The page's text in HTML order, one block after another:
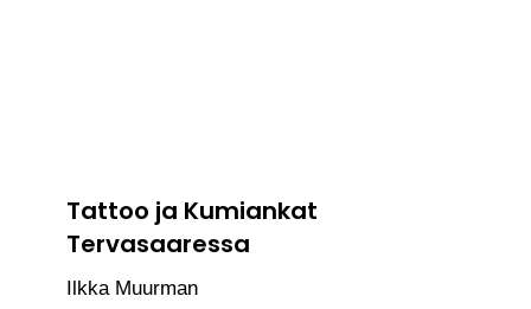
Tattoo ja Kumiankat
Tervasaaressa
Ilkka Muurman